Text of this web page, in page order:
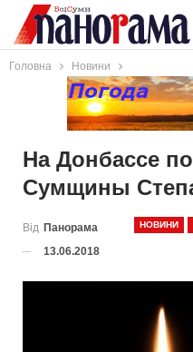
Головна Новини
На Донбассе
Сумщины
НОВИНИ
Від Панорама
13.06.2018